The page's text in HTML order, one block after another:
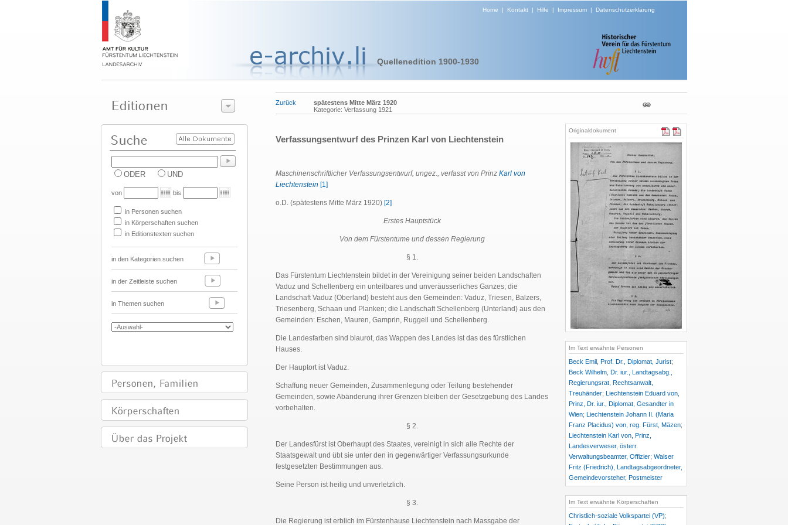
Home | Kontakt| Hilfe | Impressum| Datenschutzerklärung
Quellenedition 1900-1930
ODER UND
von bis
in Personen suchen
in Körperschaften suchen
in Editionstexten suchen
in den Kategorien suchen
in der Zeitleiste suchen
in Themen suchen
Zurück
spätestens Mitte März 1920
Kategorie: Verfassung 1921
Verfassungsentwurf des Prinzen Karl von Liechtenstein
Maschinenschriftlicher Verfassungsentwurf, ungez., verfasst von Prinz Karl von
Liechtenstein [1]
o.D. (spätestens Mitte März 1920) [2]
Erstes Hauptstück
Von dem Fürstentume und dessen Regierung
§ 1.
Das Fürstentum Liechtenstein bildet in der Vereinigung seiner beiden Landschaften
Vaduz und Schellenberg ein unteilbares und unveräusserliches Ganzes; die
Landschaft Vaduz (Oberland) besteht aus den Gemeinden: Vaduz, Triesen, Balzers,
Triesenberg, Schaan und Planken; die Landschaft Schellenberg (Unterland) aus den
Gemeinden: Eschen, Mauren, Gamprin, Ruggell und Schellenberg.
Die Landesfarben sind blaurot, das Wappen des Landes ist das des fürstlichen
Hauses.
Der Hauptort ist Vaduz.
Schaffung neuer Gemeinden, Zusammenlegung oder Teilung bestehender
Gemeinden, sowie Abänderung ihrer Grenzen bleiben der Gesetzgebung des Landes
vorbehalten.
§ 2.
Der Landesfürst ist Oberhaupt des Staates, vereinigt in sich alle Rechte der
Staatsgewalt und übt sie unter den in gegenwärtiger Verfassungsurkunde
festgesetzten Bestimmungen aus.
Seine Person ist heilig und unverletzlich.
§ 3.
Die Regierung ist erblich im Fürstenhause Liechtenstein nach Massgabe der
Originaldokument
Im Text erwähnte Personen
Beck Emil, Prof. Dr., Diplomat, Jurist;
Beck Wilhelm, Dr. iur., Landtagsabg.,
Regierungsrat, Rechtsanwalt,
Treuhänder; Liechtenstein Eduard von,
Prinz, Dr. iur., Diplomat, Gesandter in
Wien; Liechtenstein Johann II. (Maria
Franz Placidus) von, reg. Fürst, Mäzen;
Liechtenstein Karl von, Prinz,
Landesverweser, österr.
Verwaltungsbeamter, Offizier; Walser
Fritz (Friedrich), Landtagsabgeordneter,
Gemeindevorsteher, Postmeister
Im Text erwähnte Körperschaften
Christlich-soziale Volkspartei (VP);